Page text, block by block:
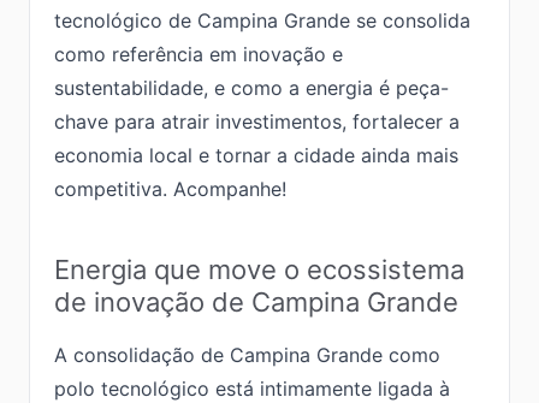
tecnológico de Campina Grande se consolida
como referência em inovação e
sustentabilidade, e como a energia é peça-
chave para atrair investimentos, fortalecer a
economia local e tornar a cidade ainda mais
competitiva. Acompanhe!
Energia que move o ecossistema
de inovação de Campina Grande
A consolidação de Campina Grande como
polo tecnológico está intimamente ligada à